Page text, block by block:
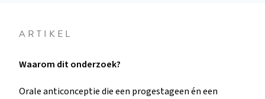
ARTIKEL
Waarom dit onderzoek?
Orale anticonceptie die een progestageen én een